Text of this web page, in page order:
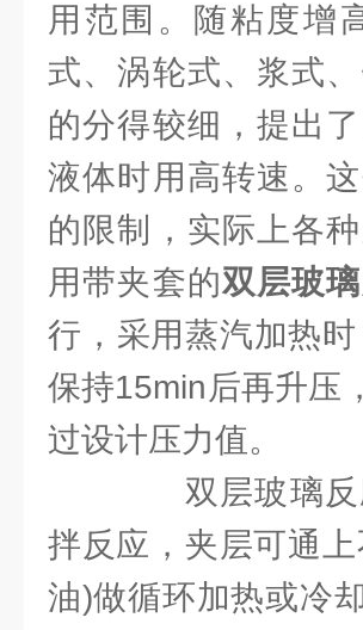
用范围。随粘度增
式、涡轮式、浆式
的分得较细，提出
液体时用高转速。
的限制，实际上各
用带夹套的双层玻
行，采用蒸汽加热
保持15min后再升压
过设计压力值。
双层玻璃反
拌反应，夹层可通
油)做循环加热或冷